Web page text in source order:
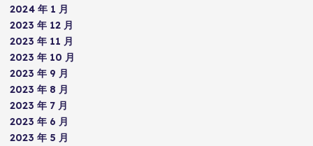
2024 年 1 月
2023 年 12 月
2023 年 11 月
2023 年 10 月
2023 年 9 月
2023 年 8 月
2023 年 7 月
2023 年 6 月
2023 年 5 月